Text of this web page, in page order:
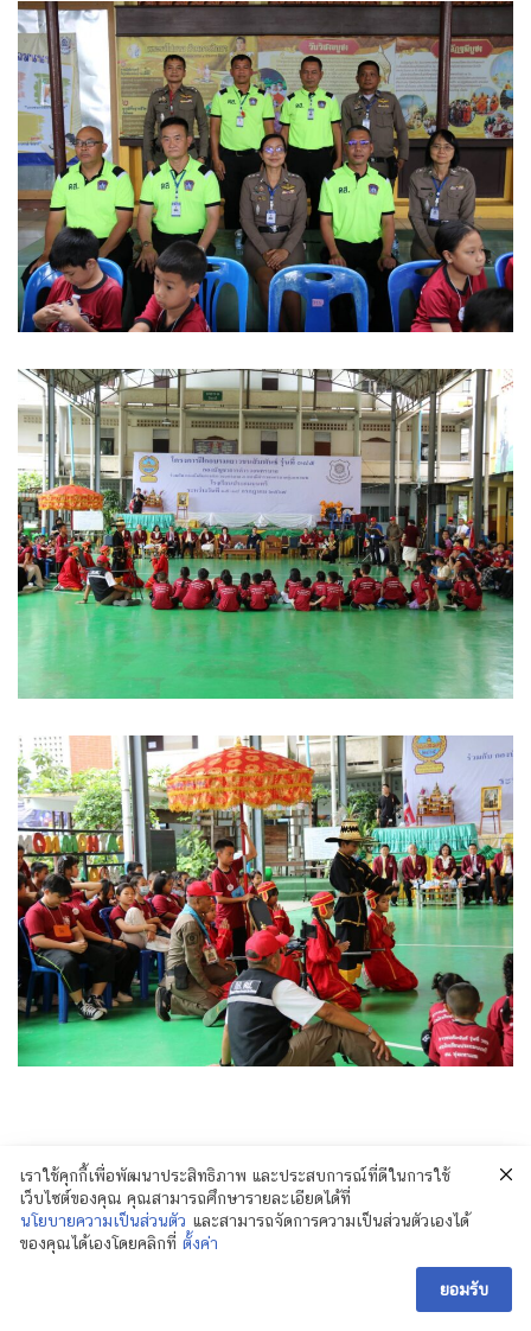
เราใช้คุกกี้เพื่อพัฒนาประสิทธิภาพ และประสบการณ์ที่ดีในการใช้
เว็บไซต์ของคุณ คุณสามารถศึกษารายละเอียดได้ที่
นโยบายความเป็นส่วนตัว และสามารถจัดการความเป็นส่วนตัวเองได้
ของคุณได้เองโดยคลิกที่ ตั้งค่า
ยอมรับ